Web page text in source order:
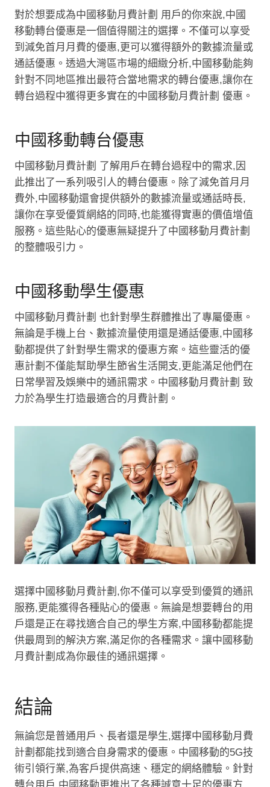
對於想要成為中國移動月費計劃 用戶的你來說,中國
移動轉台優惠是一個值得關注的選擇。不僅可以享受
到減免首月月費的優惠,更可以獲得額外的數據流量或
通話優惠。透過大灣區市場的細緻分析,中國移動能夠
針對不同地區推出最符合當地需求的轉台優惠,讓你在
轉台過程中獲得更多實在的中國移動月費計劃 優惠。
中國移動轉台優惠
中國移動月費計劃 了解用戶在轉台過程中的需求,因
此推出了一系列吸引人的轉台優惠。除了減免首月月
費外,中國移動還會提供額外的數據流量或通話時長,
讓你在享受優質網絡的同時,也能獲得實惠的價值增值
服務。這些貼心的優惠無疑提升了中國移動月費計劃
的整體吸引力。
中國移動學生優惠
中國移動月費計劃 也針對學生群體推出了專屬優惠。
無論是手機上台、數據流量使用還是通話優惠,中國移
動都提供了針對學生需求的優惠方案。這些靈活的優
惠計劃不僅能幫助學生節省生活開支,更能滿足他們在
日常學習及娛樂中的通訊需求。中國移動月費計劃 致
力於為學生打造最適合的月費計劃。
選擇中國移動月費計劃,你不僅可以享受到優質的通訊
服務,更能獲得各種貼心的優惠。無論是想要轉台的用
戶還是正在尋找適合自己的學生方案,中國移動都能提
供最周到的解決方案,滿足你的各種需求。讓中國移動
月費計劃成為你最佳的通訊選擇。
結論
無論您是普通用戶、長者還是學生,選擇中國移動月費
計劃都能找到適合自身需求的優惠。中國移動的5G技
術引領行業,為客戶提供高速、穩定的網絡體驗。針對